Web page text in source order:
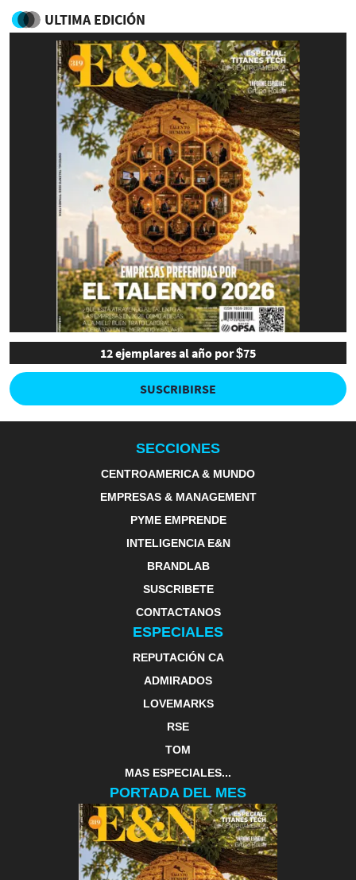
ULTIMA EDICIÓN
12 ejemplares al año por $75
SUSCRIBIRSE
SECCIONES
CENTROAMERICA & MUNDO
EMPRESAS & MANAGEMENT
PYME EMPRENDE
INTELIGENCIA E&N
BRANDLAB
SUSCRIBETE
CONTACTANOS
ESPECIALES
REPUTACIÓN CA
ADMIRADOS
LOVEMARKS
RSE
TOM
MAS ESPECIALES...
PORTADA DEL MES